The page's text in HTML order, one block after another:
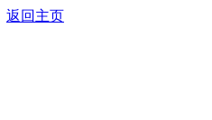
返回主页